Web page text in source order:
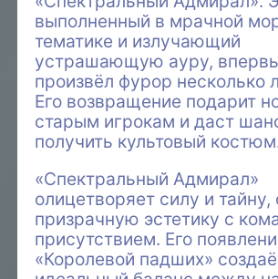
выполненный в мрачной
тематике и излучающий
устрашающую ауру,
произвёл фурор несколько
Его возвращение подарит
старым игрокам и даст
получить культовый
«Спектральный Адмирал»
олицетворяет силу и тайну,
призрачную эстетику с
присутствием. Его
«Королевой падших»